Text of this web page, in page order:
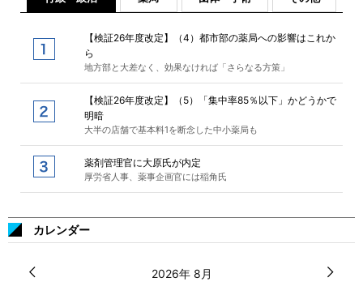
【検証26年度改定】（4）都市部の薬局への影響はこれか
ら
地方部と大差なく、効果なければ「さらなる方策」
【検証26年度改定】（5）「集中率85％以下」かどうかで
明暗
大半の店舗で基本料1を断念した中小薬局も
薬剤管理官に大原氏が内定
厚労省人事、薬事企画官には稲角氏
カレンダー
2026年 8月